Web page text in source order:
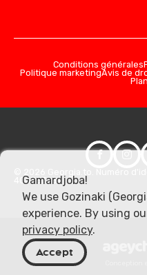
Conditions générales
Politique marketingAvis de
406357981
Gamardjoba!
We use Gozinaki
experience. By using
privacy policy.
Accept